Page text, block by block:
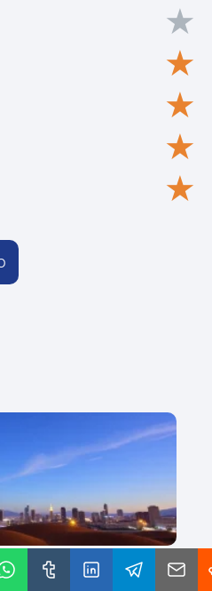
★
★
★
★
★
activos tokenizados y
de DeFi